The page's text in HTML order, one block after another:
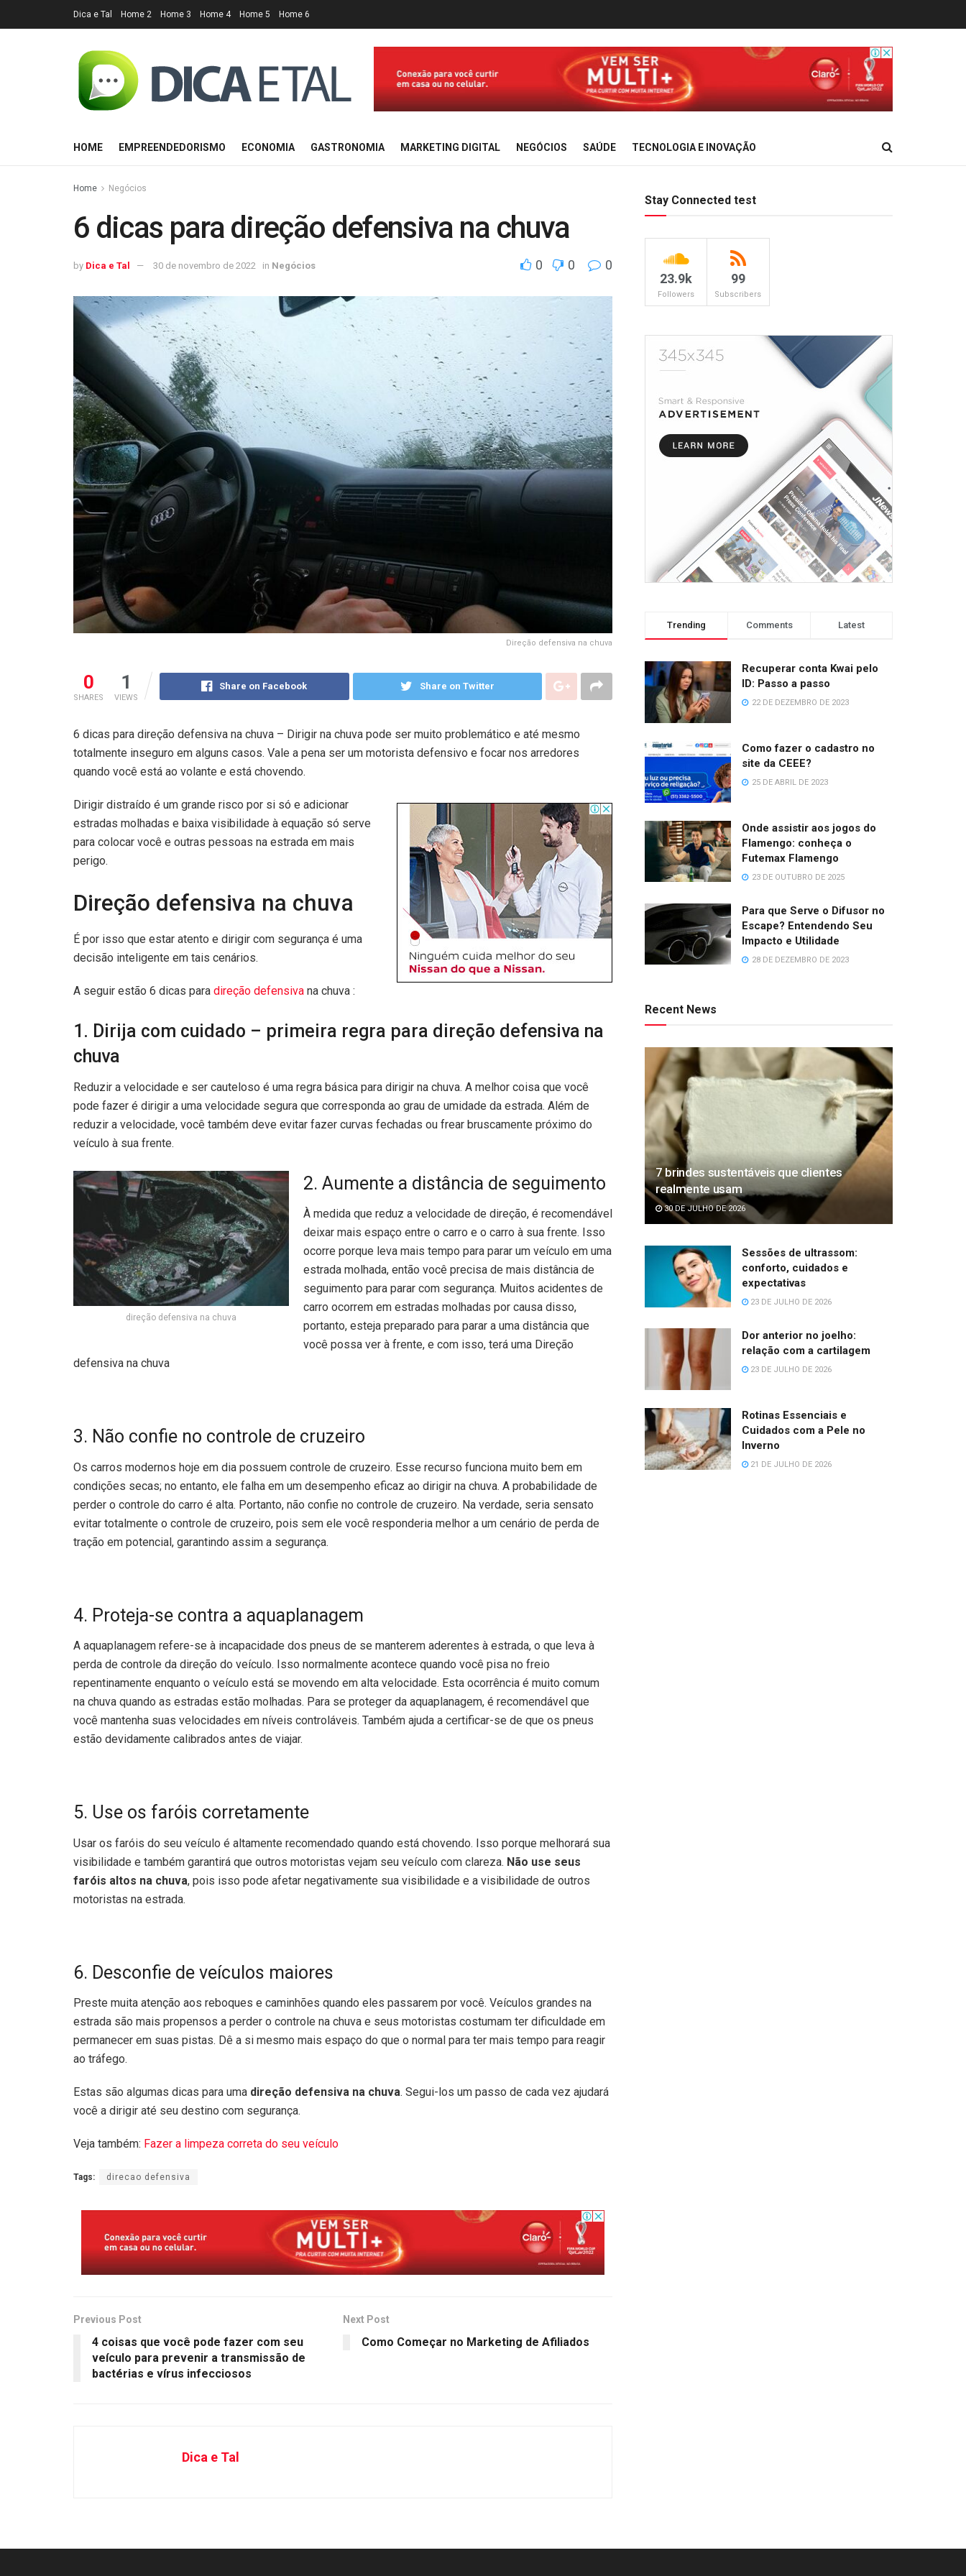
Dica e Tal Home 2 Home 3 Home 4 Home 5 Home 6
HOME EMPREENDEDORISMO ECONOMIA GASTRONOMIA MARKETING DIGITAL NEGÓCIOS SAÚDE TECNOLOGIA E INOVAÇÃO
Home Negócios
6 dicas para direção defensiva na chuva
by Dica e Tal 30 de novembro de 2022 in Negócios 0 0 0
Direção defensiva na chuva
0
SHARES
1
VIEWS
Share on Facebook Share on Twitter
6 dicas para direção defensiva na chuva – Dirigir na chuva pode ser muito problemático e até mesmo
totalmente inseguro em alguns casos. Vale a pena ser um motorista defensivo e focar nos arredores
quando você está ao volante e está chovendo.
Dirigir distraído é um grande risco por si só e adicionar
estradas molhadas e baixa visibilidade à equação só serve
para colocar você e outras pessoas na estrada em mais
perigo.
Direção defensiva na chuva
É por isso que estar atento e dirigir com segurança é uma
decisão inteligente em tais cenários.
A seguir estão 6 dicas para direção defensiva na chuva :
1. Dirija com cuidado – primeira regra para direção defensiva na
chuva
Reduzir a velocidade e ser cauteloso é uma regra básica para dirigir na chuva. A melhor coisa que você
pode fazer é dirigir a uma velocidade segura que corresponda ao grau de umidade da estrada. Além de
reduzir a velocidade, você também deve evitar fazer curvas fechadas ou frear bruscamente próximo do
veículo à sua frente.
direção defensiva na chuva
2. Aumente a distância de seguimento
À medida que reduz a velocidade de direção, é recomendável
deixar mais espaço entre o carro e o carro à sua frente. Isso
ocorre porque leva mais tempo para parar um veículo em uma
estrada molhada, então você precisa de mais distância de
seguimento para parar com segurança. Muitos acidentes de
carro ocorrem em estradas molhadas por causa disso,
portanto, esteja preparado para parar a uma distância que
você possa ver à frente, e com isso, terá uma Direção
defensiva na chuva
3. Não confie no controle de cruzeiro
Os carros modernos hoje em dia possuem controle de cruzeiro. Esse recurso funciona muito bem em
condições secas; no entanto, ele falha em um desempenho eficaz ao dirigir na chuva. A probabilidade de
perder o controle do carro é alta. Portanto, não confie no controle de cruzeiro. Na verdade, seria sensato
evitar totalmente o controle de cruzeiro, pois sem ele você responderia melhor a um cenário de perda de
tração em potencial, garantindo assim a segurança.
4. Proteja-se contra a aquaplanagem
A aquaplanagem refere-se à incapacidade dos pneus de se manterem aderentes à estrada, o que leva à
perda de controle da direção do veículo. Isso normalmente acontece quando você pisa no freio
repentinamente enquanto o veículo está se movendo em alta velocidade. Esta ocorrência é muito comum
na chuva quando as estradas estão molhadas. Para se proteger da aquaplanagem, é recomendável que
você mantenha suas velocidades em níveis controláveis. Também ajuda a certificar-se de que os pneus
estão devidamente calibrados antes de viajar.
5. Use os faróis corretamente
Usar os faróis do seu veículo é altamente recomendado quando está chovendo. Isso porque melhorará sua
visibilidade e também garantirá que outros motoristas vejam seu veículo com clareza. Não use seus
faróis altos na chuva, pois isso pode afetar negativamente sua visibilidade e a visibilidade de outros
motoristas na estrada.
6. Desconfie de veículos maiores
Preste muita atenção aos reboques e caminhões quando eles passarem por você. Veículos grandes na
estrada são mais propensos a perder o controle na chuva e seus motoristas costumam ter dificuldade em
permanecer em suas pistas. Dê a si mesmo mais espaço do que o normal para ter mais tempo para reagir
ao tráfego.
Estas são algumas dicas para uma direção defensiva na chuva. Segui-los um passo de cada vez ajudará
você a dirigir até seu destino com segurança.
Veja também: Fazer a limpeza correta do seu veículo
Tags: direcao defensiva
Previous Post
4 coisas que você pode fazer com seu
veículo para prevenir a transmissão de
bactérias e vírus infecciosos
Next Post
Como Começar no Marketing de Afiliados
Dica e Tal
Stay Connected test
23.9k
Followers
99
Subscribers
Trending Comments Latest
Recuperar conta Kwai pelo
ID: Passo a passo
22 DE DEZEMBRO DE 2023
Como fazer o cadastro no
site da CEEE?
25 DE ABRIL DE 2023
Onde assistir aos jogos do
Flamengo: conheça o
Futemax Flamengo
23 DE OUTUBRO DE 2025
Para que Serve o Difusor no
Escape? Entendendo Seu
Impacto e Utilidade
28 DE DEZEMBRO DE 2023
Recent News
7 brindes sustentáveis que clientes
realmente usam
30 DE JULHO DE 2026
Sessões de ultrassom:
conforto, cuidados e
expectativas
23 DE JULHO DE 2026
Dor anterior no joelho:
relação com a cartilagem
23 DE JULHO DE 2026
Rotinas Essenciais e
Cuidados com a Pele no
Inverno
21 DE JULHO DE 2026